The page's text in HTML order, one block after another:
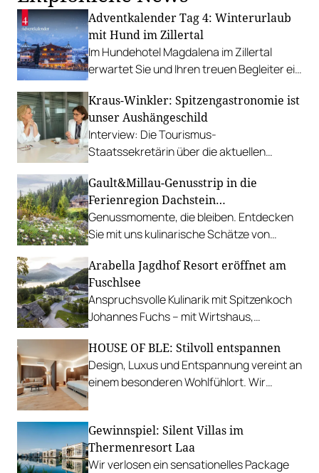
Adventkalender Tag 4: Winterurlaub
mit Hund im Zillertal
Im Hundehotel Magdalena im Zillertal
erwartet Sie und Ihren treuen Begleiter ein
Übernachtungen inklusive
Verwöhnpension gewinnen!
Kraus-Winkler: Spitzengastronomie ist
unser Aushängeschild
Interview: Die Tourismus-
Staatssekretärin über die aktuellen
und Euphorie bei Berufs-Wettbewerben.
Gault&Millau-Genusstrip in die
Ferienregion Dachstein
Salzkammergut
Genussmomente, die bleiben. Entdecken
Sie mit uns kulinarische Schätze von
Wirtshäuser bis zu Haubenrestaurants.
Arabella Jagdhof Resort eröffnet am
Fuschlsee
Anspruchsvolle Kulinarik mit Spitzenkoch
Johannes Fuchs – mit Wirtshaus,
HOUSE OF BLE: Stilvoll entspannen
Design, Luxus und Entspannung vereint an
einem besonderen Wohlfühlort. Wir
Gewinnspiel: Silent Villas im
Thermenresort Laa
Wir verlosen ein sensationelles Package